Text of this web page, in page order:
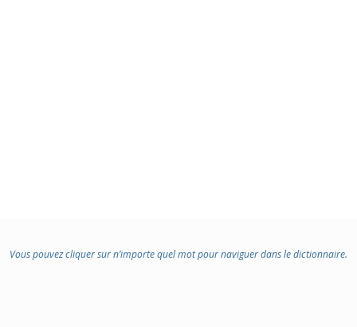
Vous pouvez cliquer sur n’importe quel mot pour naviguer dans le dictionnaire.